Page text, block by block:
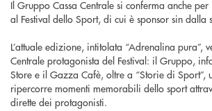
Il Gruppo Cassa Centrale si conferma anche
al Festival dello Sport, di cui è sponsor sin
L’attuale edizione, intitolata “Adrenalina pura”,
Centrale protagonista del Festival: il Gruppo,
Store e il Gazza Cafè, oltre a “Storie di Sport”,
ripercorre momenti memorabili dello sport
dirette dei protagonisti.